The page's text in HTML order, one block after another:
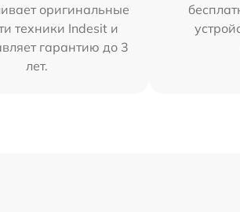
оригинальные
техники Indesit и
гарантию до 3
лет.